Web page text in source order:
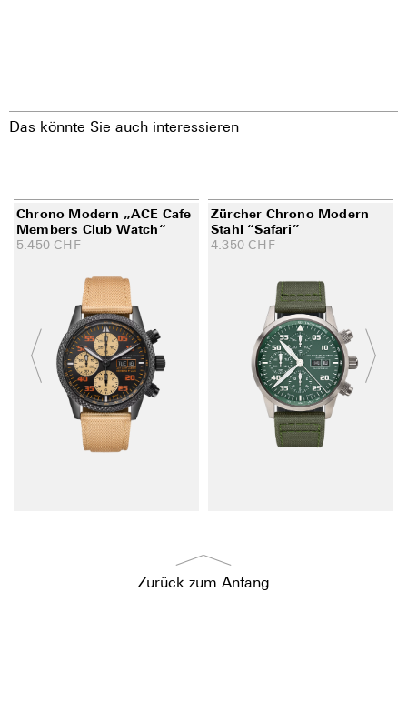
Das könnte Sie auch interessieren
Chrono Modern „ACE Cafe
Members Club Watch“
5.450 CHF
Zürcher Chrono Modern
Stahl “Safari”
4.350 CHF
Zurück zum Anfang